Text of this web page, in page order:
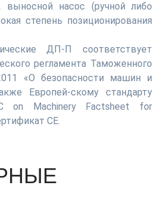
выносной насос (ручной либо
степень позиционирования
ДП-П соответствует
регламента Таможенного
«О безопасности машин и
Европей-скому стандарту
on Machinery Factsheet for
CE.